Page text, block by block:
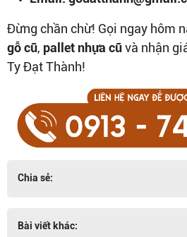
Đừng chần chừ! Gọi ngay hôm
gỗ cũ, pallet nhựa cũvà nhận
Ty Đạt Thành!
Chia sẻ:
Bài viết khác: